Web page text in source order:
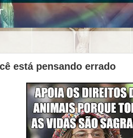
está pensando errado